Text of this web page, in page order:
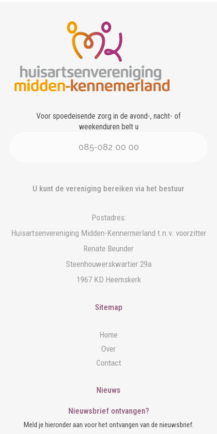
Voor spoedeisende zorg in de avond-, nacht- of
weekenduren belt u
085-082 00 00
U kunt de vereniging bereiken via het bestuur
Postadres:
Huisartsenvereniging Midden-Kennermerland t.n.v. voorzitter
Renate Beunder
Steenhouwerskwartier 29a
1967 KD Heemskerk
Sitemap
Home
Over
Contact
Nieuws
Nieuwsbrief ontvangen?
Meld je hieronder aan voor het ontvangen van de nieuwsbrief.